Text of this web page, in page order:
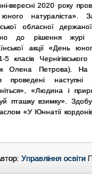
вересні 2020 року
натураліста».
обласної
до рішення
акції «День
5 класів
Олена Петрова). На
проведені
«Людина і
пташку взимку».
«У Юннатії
Управління освіти